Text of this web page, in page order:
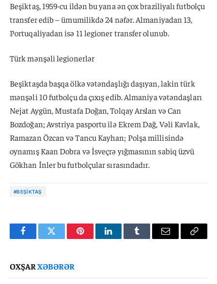
Beşiktaş, 1959-cu ildən bu yana ən çox braziliyalı futbolçu
transfer edib – ümumilikdə 24 nəfər. Almaniyadan 13,
Portuqaliyadan isə 11 legioner transfer olunub.
Türk mənşəli legionerlər
Beşiktaşda başqa ölkə vətəndaşlığı daşıyan, lakin türk
mənşəli 10 futbolçu da çıxış edib. Almaniya vətəndaşları
Nejat Aygün, Mustafa Doğan, Tolqay Arslan və Can
Bozdoğan; Avstriya pasportu ilə Ekrem Dağ, Vəli Kavlak,
Ramazan Özcan və Tancu Kayhan; Polşa millisində
oynamış Kaan Dobra və İsveçrə yığmasının sabiq üzvü
Gökhan İnler bu futbolçular sırasındadır.
#BEŞIKTAŞ
FacebookTwitter PinterestLinkedInTumblr Email
Copy
OXŞARXƏBƏRƏR